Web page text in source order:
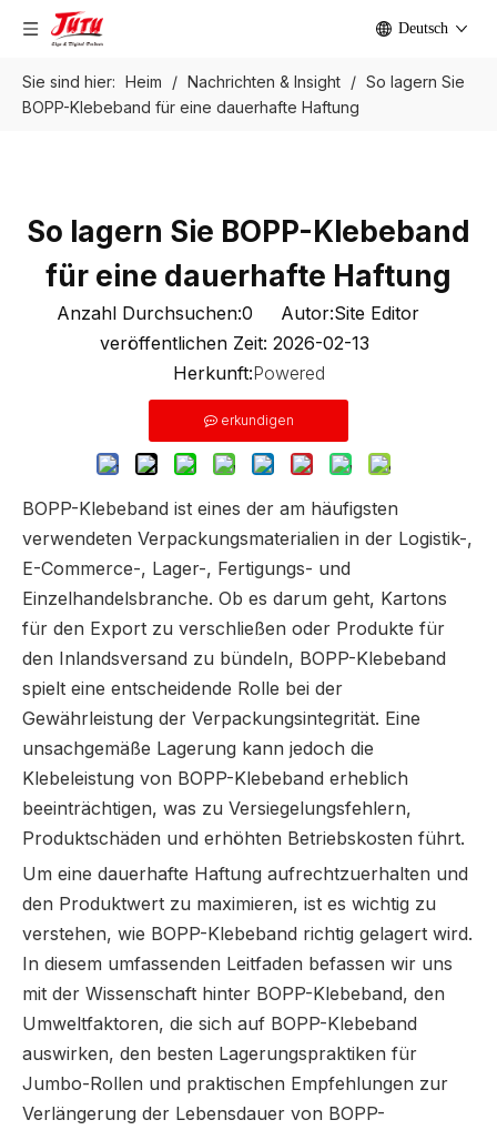
Deutsch
Sie sind hier: Heim / Nachrichten & Insight / So lagern Sie
BOPP-Klebeband für eine dauerhafte Haftung
So lagern Sie BOPP-Klebeband
für eine dauerhafte Haftung
Anzahl Durchsuchen:0 Autor:Site Editor
veröffentlichen Zeit: 2026-02-13
Herkunft:Powered
erkundigen
BOPP-Klebeband ist eines der am häufigsten
verwendeten Verpackungsmaterialien in der Logistik-,
E-Commerce-, Lager-, Fertigungs- und
Einzelhandelsbranche. Ob es darum geht, Kartons
für den Export zu verschließen oder Produkte für
den Inlandsversand zu bündeln, BOPP-Klebeband
spielt eine entscheidende Rolle bei der
Gewährleistung der Verpackungsintegrität. Eine
unsachgemäße Lagerung kann jedoch die
Klebeleistung von BOPP-Klebeband erheblich
beeinträchtigen, was zu Versiegelungsfehlern,
Produktschäden und erhöhten Betriebskosten führt.
Um eine dauerhafte Haftung aufrechtzuerhalten und
den Produktwert zu maximieren, ist es wichtig zu
verstehen, wie BOPP-Klebeband richtig gelagert wird.
In diesem umfassenden Leitfaden befassen wir uns
mit der Wissenschaft hinter BOPP-Klebeband, den
Umweltfaktoren, die sich auf BOPP-Klebeband
auswirken, den besten Lagerungspraktiken für
Jumbo-Rollen und praktischen Empfehlungen zur
Verlängerung der Lebensdauer von BOPP-